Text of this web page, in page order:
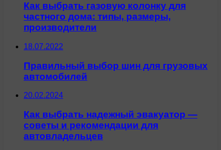
Как выбрать газовую колонку для
частного дома: типы, размеры,
производители
18.07.2022
Правильный выбор шин для грузовых
автомобилей
20.02.2024
Как выбрать надежный эвакуатор —
советы и рекомендации для
автовладельцев